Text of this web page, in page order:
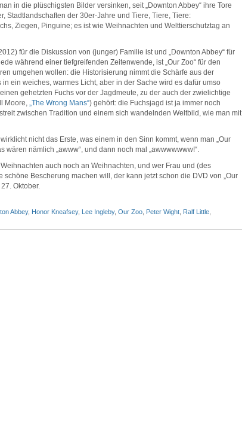
in die plüschigsten Bilder versinken, seit „Downton Abbey“ ihre Tore
Stadtlandschaften der 30er-Jahre und Tiere, Tiere, Tiere:
Ziegen, Pinguine; es ist wie Weihnachten und Welttierschutztag an
für die Diskussion von (junger) Familie ist und „Downton Abbey“ für
während einer tiefgreifenden Zeitenwende, ist „Our Zoo“ für den
umgehen wollen: die Historisierung nimmt die Schärfe aus der
ein weiches, warmes Licht, aber in der Sache wird es dafür umso
gehetzten Fuchs vor der Jagdmeute, zu der auch der zwielichtige
Moore, „The Wrong Mans“) gehört: die Fuchsjagd ist ja immer noch
zwischen Tradition und einem sich wandelnden Weltbild, wie man mit
nicht das Erste, was einem in den Sinn kommt, wenn man „Our
wären nämlich „awww“, und dann noch mal „awwwwwww!“.
auch noch an Weihnachten, und wer Frau und (des
schöne Bescherung machen will, der kann jetzt schon die DVD von „Our
Oktober.
Abbey, Honor Kneafsey, Lee Ingleby, Our Zoo Peter Wight Ralf Little